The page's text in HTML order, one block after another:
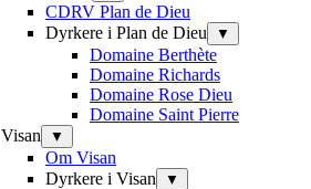
CDRV Plan de Dieu
Dyrkere i Plan de Dieu
▼
Domaine Berthète
Domaine Richards
Domaine Rose Dieu
Domaine Saint Pierre
Visan
▼
Om Visan
Dyrkere i Visan
▼